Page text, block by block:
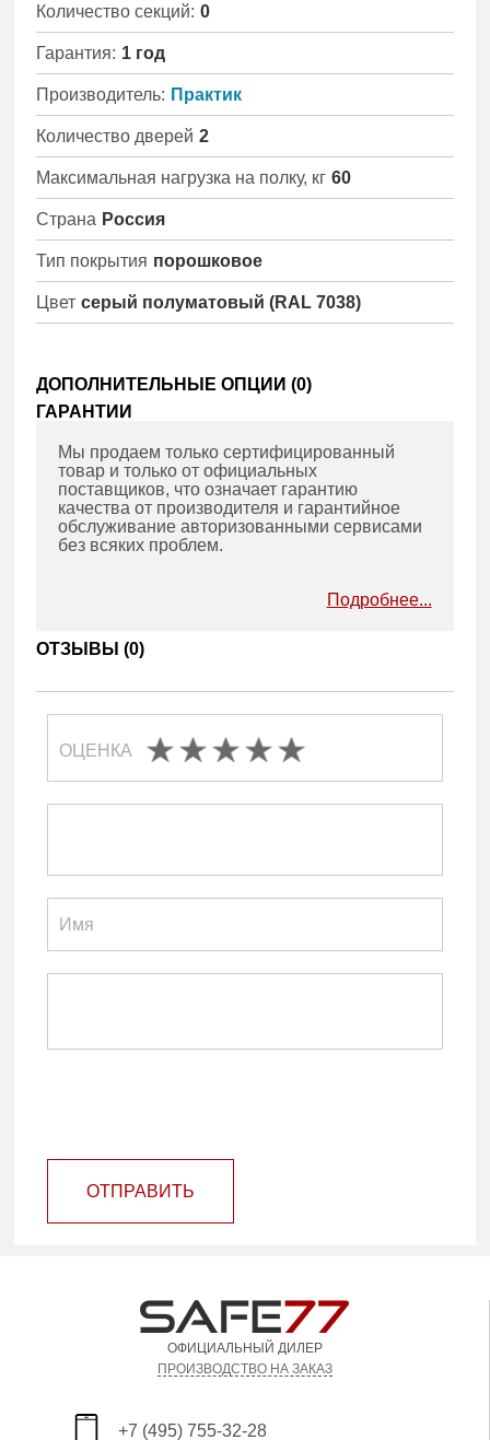
Количество секций: 0
Гарантия: 1 год
Производитель: Практик
Количество дверей 2
Максимальная нагрузка на полку, кг 60
Страна Россия
Тип покрытия порошковое
Цвет серый полуматовый (RAL 7038)
ДОПОЛНИТЕЛЬНЫЕ ОПЦИИ (0)
ГАРАНТИИ
Мы продаем только сертифицированный
товар и только от официальных
поставщиков, что означает гарантию
качества от производителя и гарантийное
обслуживание авторизованными сервисами
без всяких проблем.
Подробнее...
ОТЗЫВЫ (0)
ОЦЕНКА
ОТПРАВИТЬ
ОФИЦИАЛЬНЫЙ ДИЛЕР
ПРОИЗВОДСТВО НА ЗАКАЗ
+7 (495) 755-32-28